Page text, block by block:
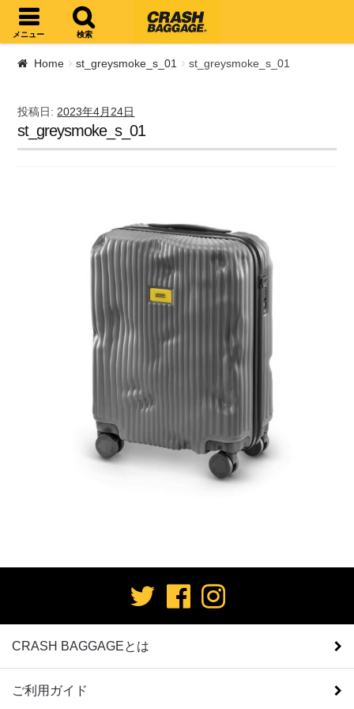
ナビゲーションへスキップ
コンテンツへスキップ
メニュー 検索
Home st_greysmoke_s_01 st_greysmoke_s_01
投稿日: 2023年4月24日
st_greysmoke_s_01
CRASH BAGGAGEとは
ご利用ガイド